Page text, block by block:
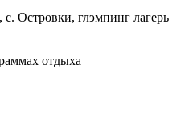
Островки, глэмпинг лагерь
отдыха